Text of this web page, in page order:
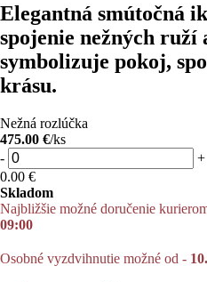
Elegantná smútočná
spojenie nežných
symbolizuje pokoj,
krásu.
Nežná rozlúčka
475.00 €/ks
-
+
0.00 €
Skladom
Najbližšie možné doručenie
09:00
Osobné vyzdvihnutie možné od -